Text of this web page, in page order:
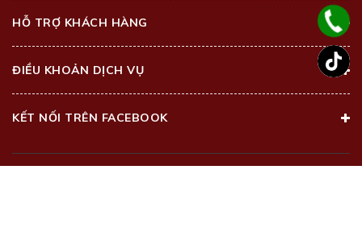
HỖ TRỢ KHÁCH HÀNG
ĐIỀU KHOẢN DỊCH VỤ
KẾT NỐI TRÊN FACEBOOK